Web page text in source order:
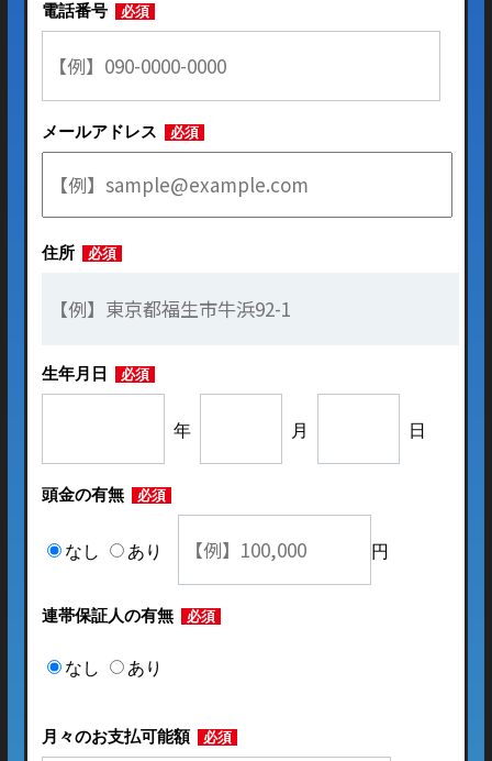
電話番号 必須
メールアドレス 必須
住所 必須
生年月日 必須
年 月 日
頭金の有無 必須
なし あり 円
連帯保証人の有無 必須
なし あり
月々のお支払可能額 必須